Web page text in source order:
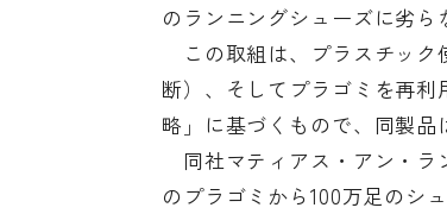
のランニングシューズに劣ら
この取組は、プラスチッ
断）、そしてプラゴミを再
略」に基づくもので、同製品
同社マティアス・アン・ラ
のプラゴミから100万足のシ